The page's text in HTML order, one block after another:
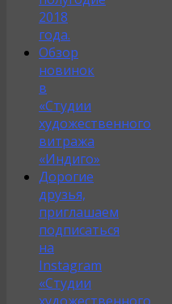
2018
года.
Обзор
новинок
в
«Студии
художественного
витража
«Индиго»
Дорогие
друзья,
приглашаем
подписаться
на
Instagram
«Студии
художественного